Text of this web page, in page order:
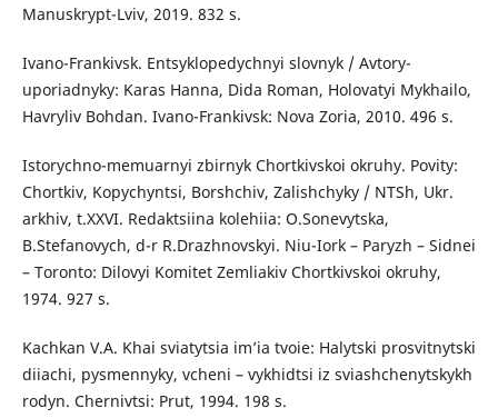
Manuskrypt-Lviv, 2019. 832 s.
Ivano-Frankivsk. Entsyklopedychnyi slovnyk / Avtory-
uporiadnyky: Karas Hanna, Dida Roman, Holovatyi Mykhailo,
Havryliv Bohdan. Ivano-Frankivsk: Nova Zoria, 2010. 496 s.
Istorychno-memuarnyi zbirnyk Chortkivskoi okruhy. Povity:
Chortkiv, Kopychyntsi, Borshchiv, Zalishchyky / NTSh, Ukr.
arkhiv, t.XXVI. Redaktsiina kolehiia: O.Sonevytska,
B.Stefanovych, d-r R.Drazhnovskyi. Niu-Iork – Paryzh – Sidnei
– Toronto: Dilovyi Komitet Zemliakiv Chortkivskoi okruhy,
1974. 927 s.
Kachkan V.A. Khai sviatytsia im’ia tvoie: Halytski prosvitnytski
diiachi, pysmennyky, vcheni – vykhidtsi iz sviashchenytskykh
rodyn. Chernivtsi: Prut, 1994. 198 s.